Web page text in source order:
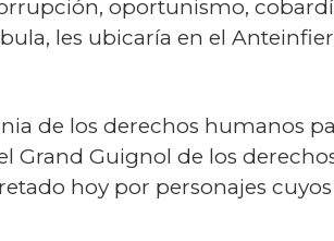
oportunismo,
les ubicaría en el
de los derechos humanos
Grand Guignol de los
hoy por personajes